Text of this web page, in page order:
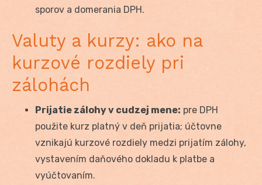
sporov a domerania DPH.
Valuty a kurzy: ako na
kurzové rozdiely pri
zálohách
Prijatie zálohy v cudzej mene: pre DPH
použite kurz platný v deň prijatia; účtovne
vznikajú kurzové rozdiely medzi prijatím zálohy,
vystavením daňového dokladu k platbe a
vyúčtovaním.